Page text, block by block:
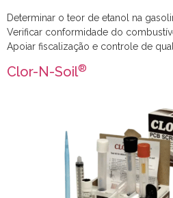
Determinar o teor de etanol na
Verificar conformidade do
Apoiar fiscalização e controle de
Clor-N-Soil®